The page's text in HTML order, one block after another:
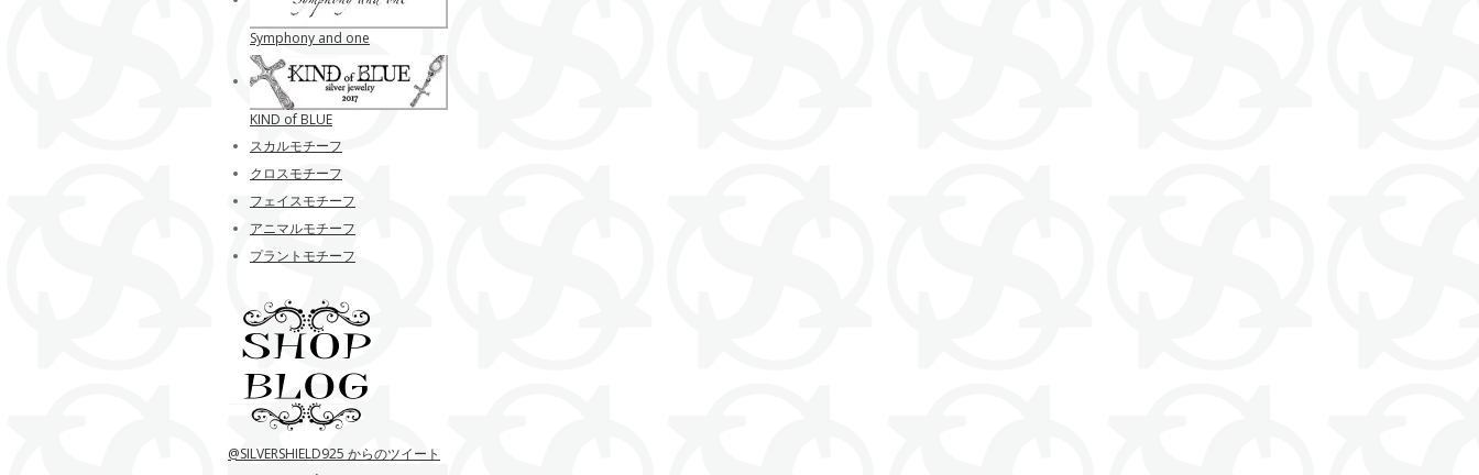
Symphony and one
KIND of BLUE
スカルモチーフ
クロスモチーフ
フェイスモチーフ
アニマルモチーフ
プラントモチーフ
@SILVERSHIELD925 からのツイート